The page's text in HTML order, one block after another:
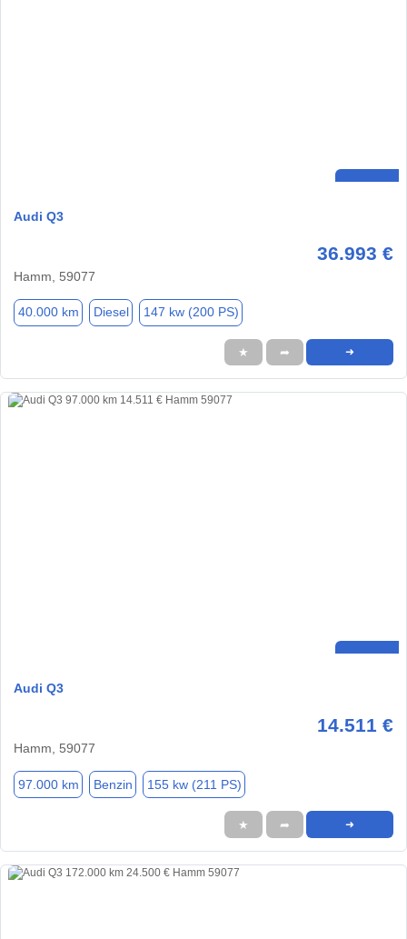
Audi Q3
36.993 €
Hamm, 59077
40.000 km Diesel 147 kw (200 PS)
★ ➦ ➜
Audi Q3
14.511 €
Hamm, 59077
97.000 km Benzin 155 kw (211 PS)
★ ➦ ➜